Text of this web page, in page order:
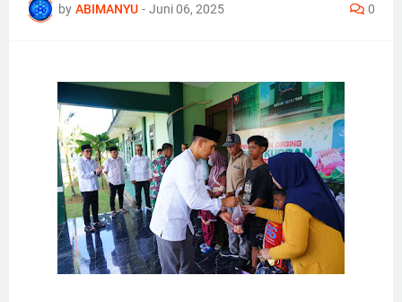
by ABIMANYU - Juni 06, 2025 0